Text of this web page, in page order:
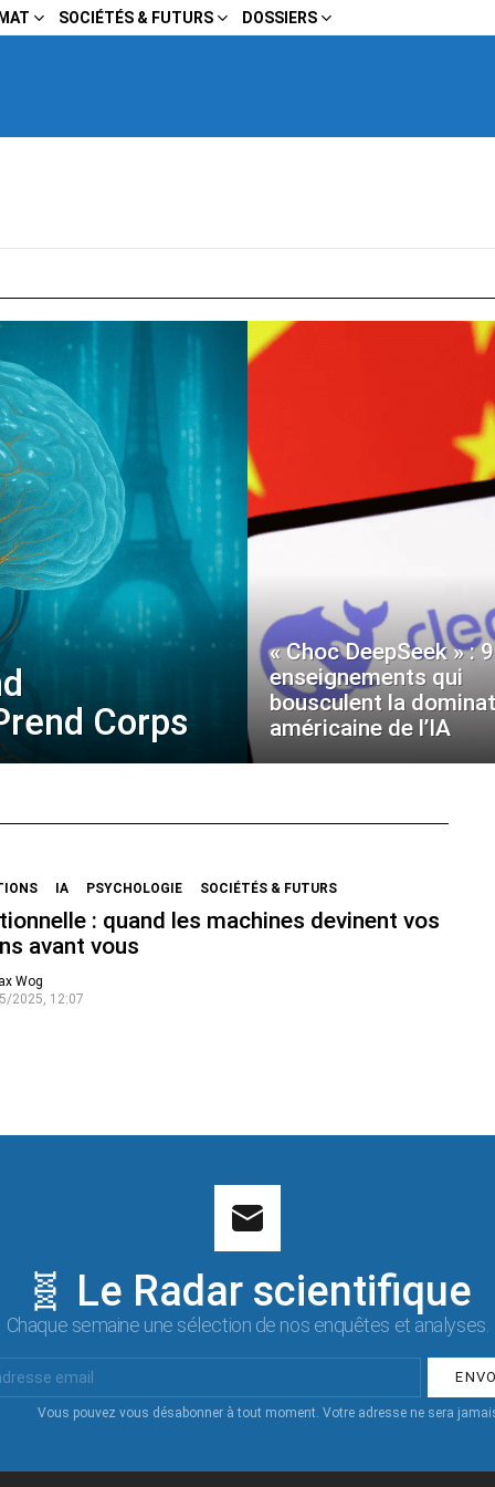
SOCIÉTÉS & FUTURS DOSSIERS
Corps
« Choc DeepSeek » : 9
enseignements qui
bousculent la
américaine de l’IA
IA PSYCHOLOGIE SOCIÉTÉS & FUTURS
: quand les machines devinent vos
avant vous
Wog
2025, 12:07
🧬 Le Radar scientifique
Chaque semaine une sélection de nos enquêtes et analyses.
Vous pouvez vous désabonner à tout moment. Votre adresse ne sera